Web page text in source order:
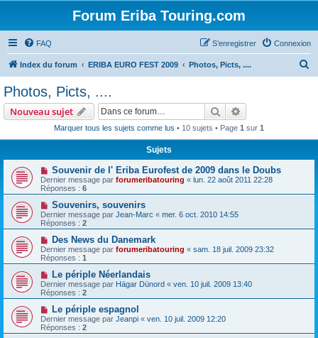
Forum Eriba Touring.com
FAQ Connexion
S’enregistrer
Index du forum ERIBA EURO FEST 2009 Photos, Picts, ....
Photos, Picts, ....
Nouveau sujet Rechercher
Marquer tous les sujets comme lus • 10 sujets • Page 1 sur 1
Sujets
Souvenir de l' Eriba Eurofest de 2009 dans le Doubs
Dernier message par forumeribatouring « lun. 22 août 2011 22:28
Réponses : 6
Souvenirs, souvenirs
Dernier message par Jean-Marc « mer. 6 oct. 2010 14:55
Réponses : 2
Des News du Danemark
Dernier message par forumeribatouring « sam. 18 juil. 2009 23:32
Réponses : 1
Le périple Néerlandais
Dernier message par Hägar Dünord « ven. 10 juil. 2009 13:40
Réponses : 2
Le périple espagnol
Dernier message par Jeanpi « ven. 10 juil. 2009 12:20
Réponses : 2